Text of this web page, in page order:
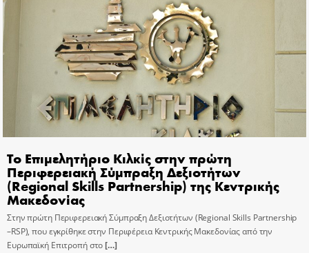
Το Επιμελητήριο Κιλκίς στην πρώτη
Περιφερειακή Σύμπραξη Δεξιοτήτων
(Regional Skills Partnership) της Κεντρικής
Μακεδονίας
Στην πρώτη Περιφερειακή Σύμπραξη Δεξιοτήτων (Regional Skills Partnership
–RSP), που εγκρίθηκε στην Περιφέρεια Κεντρικής Μακεδονίας από την
Ευρωπαϊκή Επιτροπή στο[…]